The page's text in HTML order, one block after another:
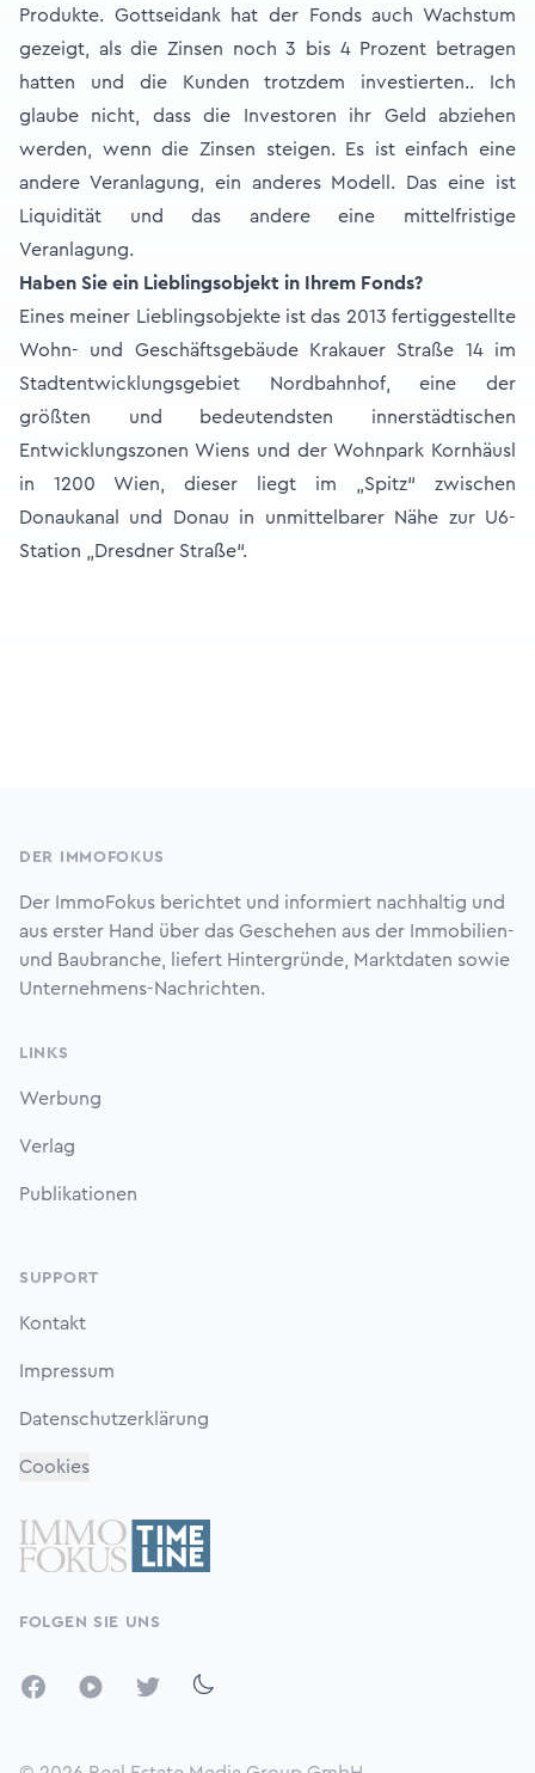
Produkte. Gottseidank hat der Fonds auch Wachstum
gezeigt, als die Zinsen noch 3 bis 4 Prozent betragen
hatten und die Kunden trotzdem investierten.. Ich
glaube nicht, dass die Investoren ihr Geld abziehen
werden, wenn die Zinsen steigen. Es ist einfach eine
andere Veranlagung, ein anderes Modell. Das eine ist
Liquidität und das andere eine mittelfristige
Veranlagung.
Haben Sie ein Lieblingsobjekt in Ihrem Fonds?
Eines meiner Lieblingsobjekte ist das 2013 fertiggestellte
Wohn- und Geschäftsgebäude Krakauer Straße 14 im
Stadtentwicklungsgebiet Nordbahnhof, eine der
größten und bedeutendsten innerstädtischen
Entwicklungszonen Wiens und der Wohnpark Kornhäusl
in 1200 Wien, dieser liegt im „Spitz“ zwischen
Donaukanal und Donau in unmittelbarer Nähe zur U6-
Station „Dresdner Straße“.
DER IMMOFOKUS
Der ImmoFokus berichtet und informiert nachhaltig und
aus erster Hand über das Geschehen aus der Immobilien-
und Baubranche, liefert Hintergründe, Marktdaten sowie
Unternehmens-Nachrichten.
LINKS
Werbung
Verlag
Publikationen
SUPPORT
Kontakt
Impressum
Datenschutzerklärung
Cookies
FOLGEN SIE UNS
FacebookYouTubeTwitter